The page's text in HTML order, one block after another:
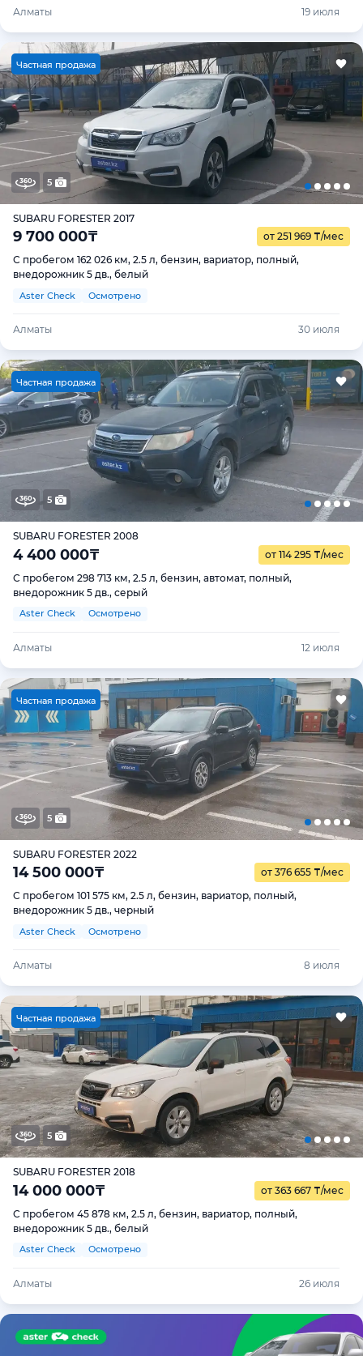
Алматы 19 июля
Частная продажа
5
SUBARU FORESTER 2017
9 700 000₸ от 251 969 ₸/мес
С пробегом 162 026 км, 2.5 л, бензин, вариатор, полный,
внедорожник 5 дв., белый
Aster Check Осмотрено
Алматы 30 июля
Частная продажа
5
SUBARU FORESTER 2008
4 400 000₸ от 114 295 ₸/мес
С пробегом 298 713 км, 2.5 л, бензин, автомат, полный,
внедорожник 5 дв., серый
Aster Check Осмотрено
Алматы 12 июля
Частная продажа
5
SUBARU FORESTER 2022
14 500 000₸ от 376 655 ₸/мес
С пробегом 101 575 км, 2.5 л, бензин, вариатор, полный,
внедорожник 5 дв., черный
Aster Check Осмотрено
Алматы 8 июля
Частная продажа
5
SUBARU FORESTER 2018
14 000 000₸ от 363 667 ₸/мес
С пробегом 45 878 км, 2.5 л, бензин, вариатор, полный,
внедорожник 5 дв., белый
Aster Check Осмотрено
Алматы 26 июля